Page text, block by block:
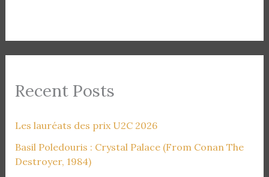
Recent Posts
Les lauréats des prix U2C 2026
Basil Poledouris : Crystal Palace (From Conan The
Destroyer, 1984)